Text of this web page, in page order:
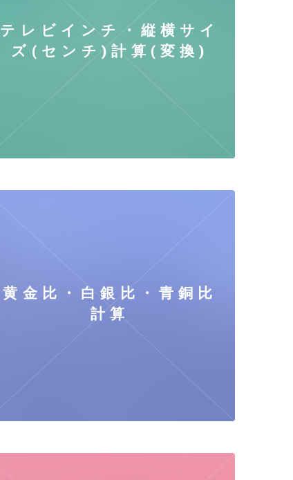
テレビインチ・縦横サイ
ズ(センチ)計算(変換)
黄金比・白銀比・青銅比
計算